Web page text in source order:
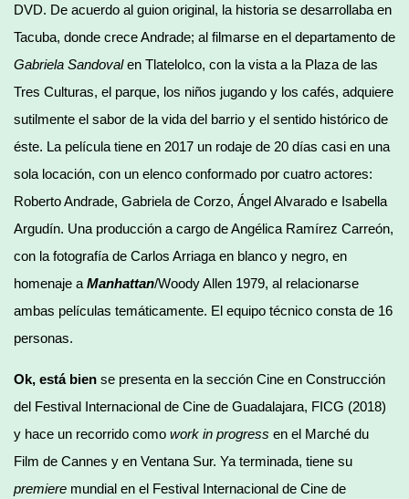
DVD. De acuerdo al guion original, la historia se desarrollaba en
Tacuba, donde crece Andrade; al filmarse en el departamento de
Gabriela Sandovalen Tlatelolco, con la vista a la Plaza de las
Tres Culturas, el parque, los niños jugando y los cafés, adquiere
sutilmente el sabor de la vida del barrio y el sentido histórico de
éste. La película tiene en 2017 un rodaje de 20 días casi en una
sola locación, con un elenco conformado por cuatro actores:
Roberto Andrade, Gabriela de Corzo, Ángel Alvarado e Isabella
Argudín. Una producción a cargo de Angélica Ramírez Carreón,
con la fotografía de Carlos Arriaga en blanco y negro, en
homenaje a Manhattan/Woody Allen 1979, al relacionarse
ambas películas temáticamente. El equipo técnico consta de 16
personas.
Ok, está bien se presenta en la sección Cine en Construcción
del Festival Internacional de Cine de Guadalajara, FICG (2018)
y hace un recorrido como work in progress en el Marché du
Film de Cannes y en Ventana Sur. Ya terminada, tiene su
premiere mundial en el Festival Internacional de Cine de